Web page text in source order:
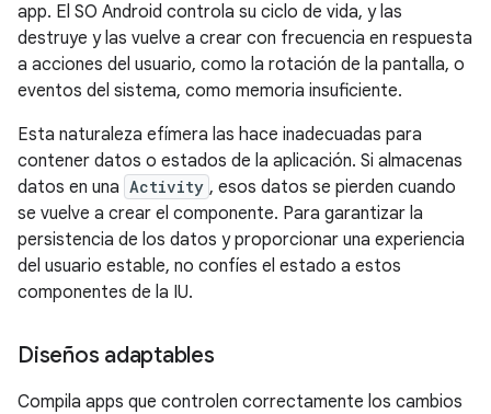
app. El SO Android controla su ciclo de vida, y las
destruye y las vuelve a crear con frecuencia en respuesta
a acciones del usuario, como la rotación de la pantalla, o
eventos del sistema, como memoria insuficiente.
Esta naturaleza efímera las hace inadecuadas para
contener datos o estados de la aplicación. Si almacenas
datos en una Activity , esos datos se pierden cuando
se vuelve a crear el componente. Para garantizar la
persistencia de los datos y proporcionar una experiencia
del usuario estable, no confíes el estado a estos
componentes de la IU.
Diseños adaptables
Compila apps que controlen correctamente los cambios